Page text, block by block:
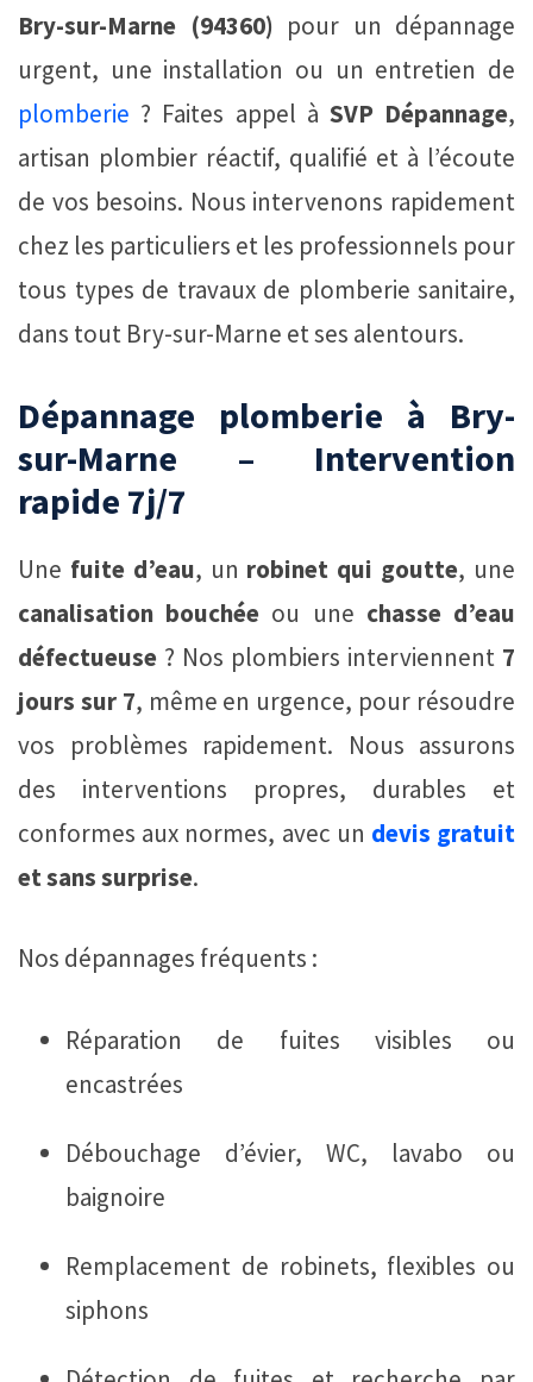
Bry-sur-Marne (94360) pour un dépannage
urgent, une installation ou un entretien de
plomberie ? Faites appel à SVP Dépannage,
artisan plombier réactif, qualifié et à l’écoute
de vos besoins. Nous intervenons rapidement
chez les particuliers et les professionnels pour
tous types de travaux de plomberie sanitaire,
dans tout Bry-sur-Marne et ses alentours.
Dépannage plomberie à Bry-
sur-Marne – Intervention
rapide 7j/7
Une fuite d’eau, un robinet qui goutte, une
canalisation bouchée ou une chasse d’eau
défectueuse ? Nos plombiers interviennent 7
jours sur 7, même en urgence, pour résoudre
vos problèmes rapidement. Nous assurons
des interventions propres, durables et
conformes aux normes, avec un devis gratuit
et sans surprise.
Nos dépannages fréquents :
Réparation de fuites visibles ou
encastrées
Débouchage d’évier, WC, lavabo ou
baignoire
Remplacement de robinets, flexibles ou
siphons